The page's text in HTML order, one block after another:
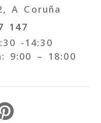
A Coruña
147
-14:30
: 9:00 – 18:00